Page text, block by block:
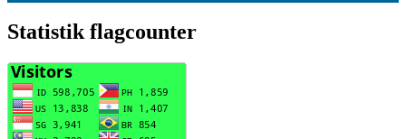
Statistik flagcounter